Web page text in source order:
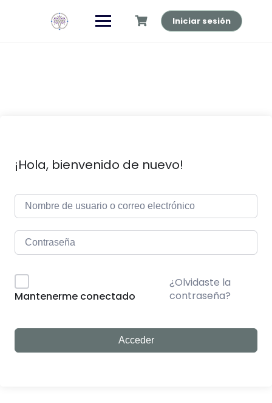
Iniciar sesión
¡Hola, bienvenido de nuevo!
Mantenerme conectado
¿Olvidaste la
contraseña?
Acceder